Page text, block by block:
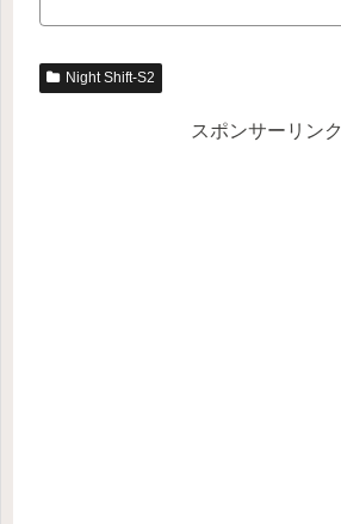
Night Shift-S2
スポンサーリンク